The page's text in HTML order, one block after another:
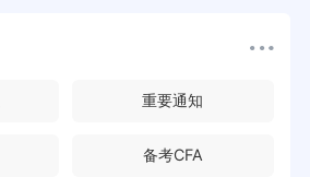
重要通知
备考CFA